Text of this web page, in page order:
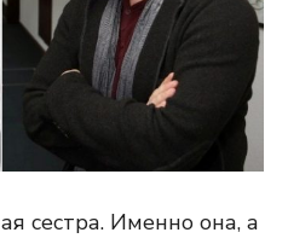
сестра. Именно она, а